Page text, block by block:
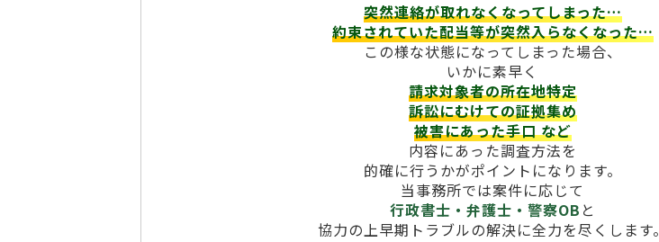
突然連絡が取れなくなってしまった…
約束されていた配当等が突然入らなくなった…
この様な状態になってしまった場合、
いかに素早く
請求対象者の所在地特定
訴訟にむけての証拠集め
被害にあった手口など
内容にあった調査方法を
的確に行うかがポイントになります。
当事務所では案件に応じて
行政書士・弁護士・警察OB と
協力の上早期トラブルの解決に全力を尽くします。